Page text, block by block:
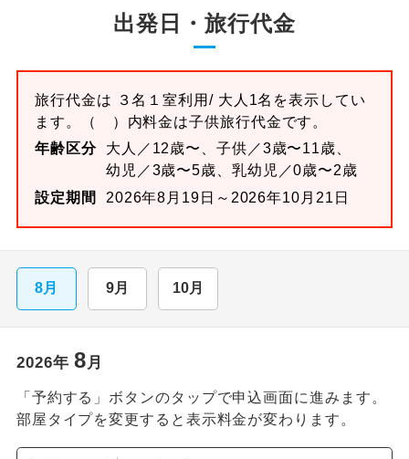
出発日・旅行代金
旅行代金は ３名１室利用/ 大人1名を表示してい
ます。
（ ）内料金は子供旅行代金です。
年齢区分
大人／12歳〜、子供／3歳〜11歳、
幼児／3歳〜5歳、乳幼児／0歳〜2歳
設定期間
2026年8月19日～2026年10月21日
8月 9月 10月
2026年 8月
「予約する」ボタンのタップで申込画面に進みます。
部屋タイプを変更すると表示料金が変わります。